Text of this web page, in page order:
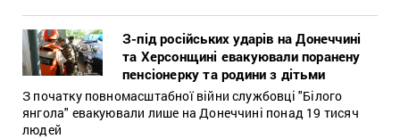
З-під російських ударів на Донеччині
та Херсонщині евакуювали поранену
пенсіонерку та родини з дітьми
З початку повномасштабної війни службовці "Білого
янгола" евакуювали лише на Донеччині понад 19 тисяч
людей